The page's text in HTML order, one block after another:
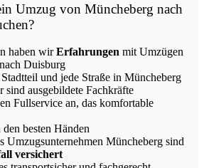
Umzug von Müncheberg nach
haben wirErfahrungen mit Umzügen
Duisburg
und jede Straße in Müncheberg
sind ausgebildete Fachkräfte
Fullservice an, das komfortable
besten Händen
Umzugsunternehmen Müncheberg sind
versichert